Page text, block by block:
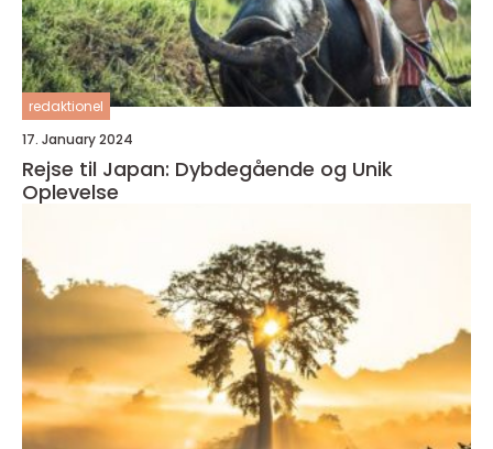
redaktionel
17. January 2024
Rejse til Japan: Dybdegående og Unik
Oplevelse